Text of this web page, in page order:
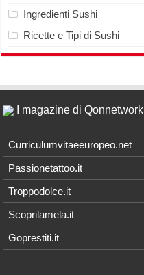
Ingredienti Sushi
Ricette e Tipi di Sushi
I magazine di Qonnetwork
Curriculumvitaeeuropeo.net
Passionetattoo.it
Troppodolce.it
Scoprilamela.it
Goprestiti.it